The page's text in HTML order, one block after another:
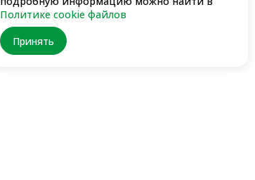
Политике cookie файлов
Принять